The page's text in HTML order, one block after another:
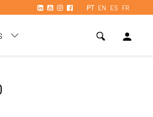
PT EN ES FR
person